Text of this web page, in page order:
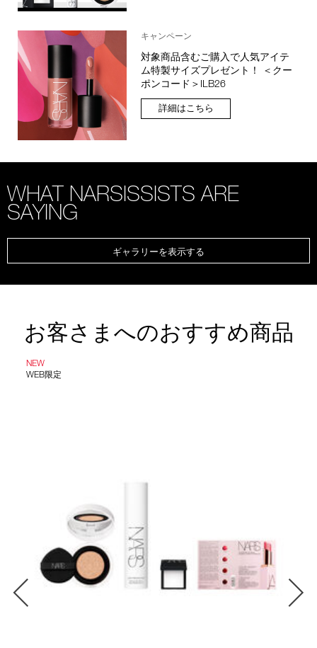
キャンペーン
対象商品含むご購入で人気アイテ
ム特製サイズプレゼント！ ＜クー
ポンコード＞ILB26
詳細はこちら
WHAT NARSISSISTS ARE
SAYING
ギャラリーを表示する
お客さまへのおすすめ商品
NEW
WEB限定